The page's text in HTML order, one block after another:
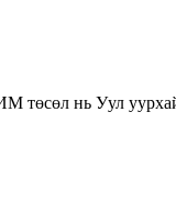
төсөл нь Уул